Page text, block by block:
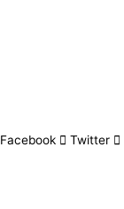
Facebook Twitter